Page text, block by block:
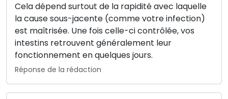
Cela dépend surtout de la rapidité avec laquelle
la cause sous-jacente (comme votre infection)
est maîtrisée. Une fois celle-ci contrôlée, vos
intestins retrouvent généralement leur
fonctionnement en quelques jours.
Réponse de la rédaction